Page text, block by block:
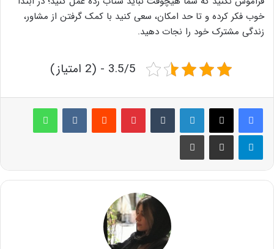
خوب فکر کرده و تا حد امکان، سعی کنید با کمک گرفتن از مشاور،
زندگی مشترک خود را نجات دهید.
3.5/5 - (2 امتیاز)
لینکدین ‫تامبلر پینترست‫رددیت ‫VKontakteواتس آپ
تلگرام اشتراک گذاری از طریق ایمیل چاپ